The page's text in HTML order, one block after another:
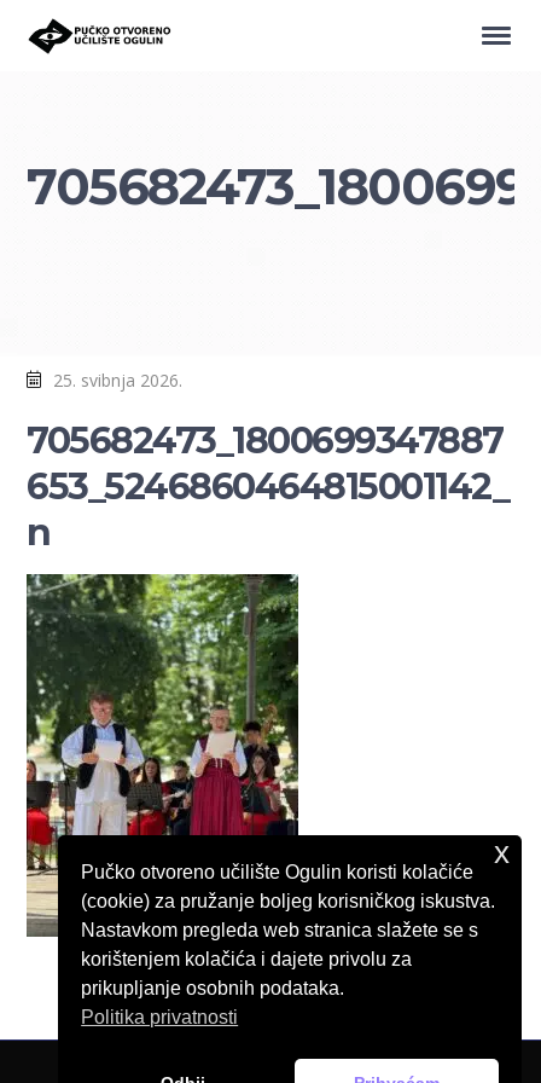
25. svibnja 2026.
705682473_1800699347887
653_5246860464815001142_
n
Pučko otvoreno učilište Ogulin koristi kolačiće
(cookie) za pružanje boljeg korisničkog iskustva.
Nastavkom pregleda web stranica slažete se s
korištenjem kolačića i dajete privolu za
prikupljanje osobnih podataka.
Politika privatnosti
x